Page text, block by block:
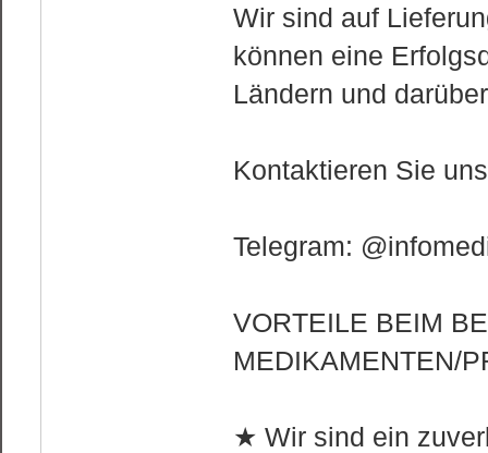
Wir sind auf
können eine
Ländern und
Kontaktieren Sie
Telegram:
VORTEILE BEIM
MEDIKAMENTEN/
★ Wir sind ein